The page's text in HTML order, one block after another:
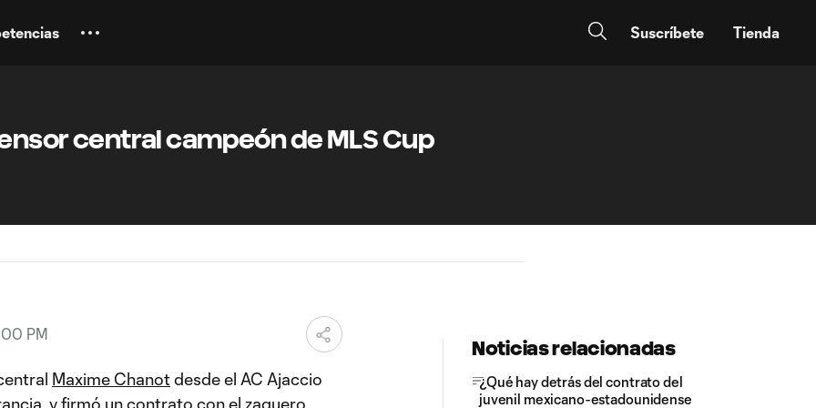
Suscríbete Tienda
central campeón de MLS Cup
PM
Maxime Chanotdesde el AC Ajaccio
y firmó un contrato con el zaguero
Noticias relacionadas
¿Qué hay detrás del contrato del
juvenil mexicano-estadounidense